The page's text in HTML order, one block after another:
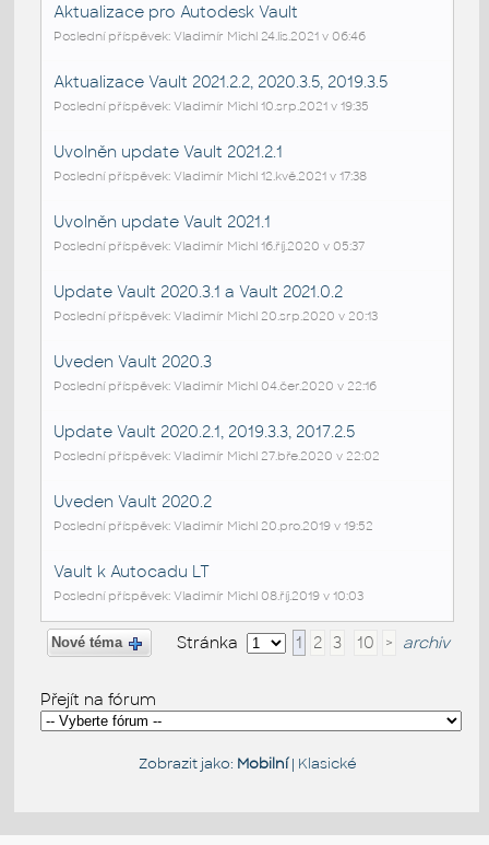
Aktualizace pro Autodesk Vault
Poslední příspěvek: Vladimír Michl 24.lis.2021 v 06:46
Aktualizace Vault 2021.2.2, 2020.3.5, 2019.3.5
Poslední příspěvek: Vladimír Michl 10.srp.2021 v 19:35
Uvolněn update Vault 2021.2.1
Poslední příspěvek: Vladimír Michl 12.kvě.2021 v 17:38
Uvolněn update Vault 2021.1
Poslední příspěvek: Vladimír Michl 16.říj.2020 v 05:37
Update Vault 2020.3.1 a Vault 2021.0.2
Poslední příspěvek: Vladimír Michl 20.srp.2020 v 20:13
Uveden Vault 2020.3
Poslední příspěvek: Vladimír Michl 04.čer.2020 v 22:16
Update Vault 2020.2.1, 2019.3.3, 2017.2.5
Poslední příspěvek: Vladimír Michl 27.bře.2020 v 22:02
Uveden Vault 2020.2
Poslední příspěvek: Vladimír Michl 20.pro.2019 v 19:52
Vault k Autocadu LT
Poslední příspěvek: Vladimír Michl 08.říj.2019 v 10:03
Nové téma Stránka 1 2 3 10 > archiv
Přejít na fórum
Zobrazit jako: Mobilní| Klasické